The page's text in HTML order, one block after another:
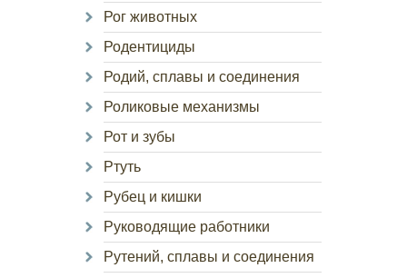
Рог животных
Родентициды
Родий, сплавы и соединения
Роликовые механизмы
Рот и зубы
Ртуть
Рубец и кишки
Руководящие работники
Рутений, сплавы и соединения